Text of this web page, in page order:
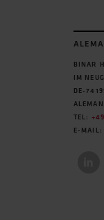
BINAR
IM
DE-
TEL:
E-MAIL: